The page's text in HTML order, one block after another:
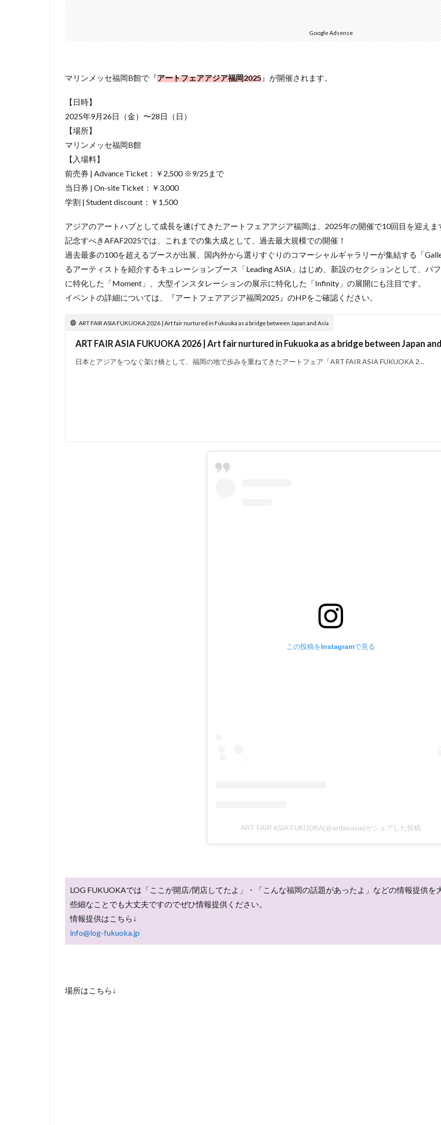
Google Adsense
マリンメッセ福岡B館で『アートフェアアジア福岡2025 』が開催されます。
【日時】
2025年9月26日（金）〜28日（日）
【場所】
マリンメッセ福岡B館
【入場料】
前売券 | Advance Ticket：￥2,500 ※9/25まで
当日券 | On-site Ticket：￥3,000
学割 | Student discount：￥1,500
アジアのアートハブとして成長を遂げてきたアートフェアアジア福岡は、2025年の開催で10回目を迎えま
記念すべきAFAF2025では、これまでの集大成として、過去最大規模での開催！
過去最多の100を超えるブースが出展、国内外から選りすぐりのコマーシャルギャラリーが集結する「
るアーティストを紹介するキュレーションブース「Leading ASIA」はじめ、新設のセクションとして、パ
に特化した「Moment」、大型インスタレーションの展示に特化した「Infinity」の展開にも注目です。
イベントの詳細については、『アートフェアアジア福岡2025』のHPをご確認ください。
ART FAIR ASIA FUKUOKA 2026 | Art fair nurtured in Fukuoka as a bridge between Japan and Asia
ART FAIR ASIA FUKUOKA 2026 | Art fair nurtured in Fukuoka as a bridge between Japan
日本とアジアをつなぐ架け橋として、福岡の地で歩みを重ねてきたアートフェア「ART FAIR ASIA FUKUOKA 2…
この投稿をInstagramで見る
ART FAIR ASIA FUKUOKA(@artfairasia)がシェアした投稿
LOG FUKUOKAでは「ここが開店/閉店してたよ」・「こんな福岡の話題があったよ」などの情報提供を
些細なことでも大丈夫ですのでぜひ情報提供ください。
情報提供はこちら↓
info@log-fukuoka.jp
場所はこちら↓